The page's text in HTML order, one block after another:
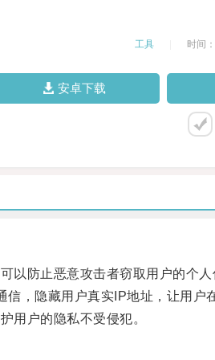
工具 时间
安卓下载
防止恶意攻击者窃取用户的个人
，隐藏用户真实IP地址，让用户
户的隐私不受侵犯。